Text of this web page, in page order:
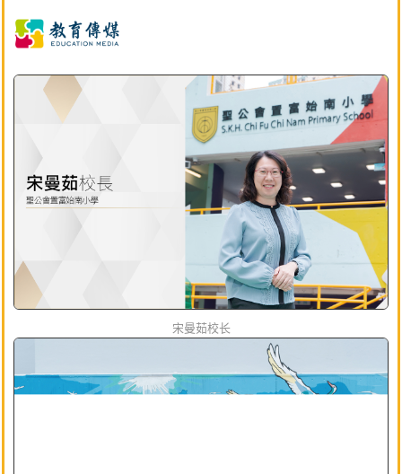
宋曼茹校长